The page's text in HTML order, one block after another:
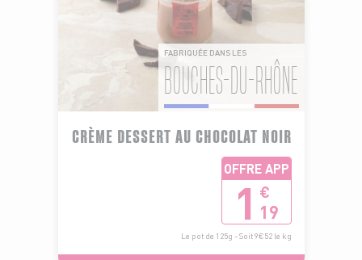
FABRIQUÉE DANS LES
BOUCHES-DU-RHÔNE
CRÈME DESSERT AU CHOCOLAT NOIR
OFFRE APP
1 €
19
Le pot de 125g - Soit 9€52 le kg